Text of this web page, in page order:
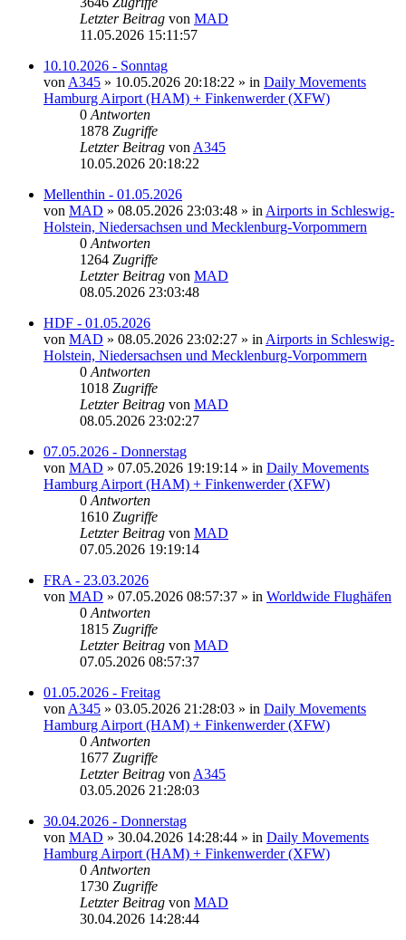
Letzter Beitrag von MAD
11.05.2026 15:11:57
10.10.2026 - Sonntag
von A345 » 10.05.2026 20:18:22 » in Daily Movements
Hamburg Airport (HAM) + Finkenwerder (XFW)
0 Antworten
1878 Zugriffe
Letzter Beitrag von A345
10.05.2026 20:18:22
Mellenthin - 01.05.2026
von MAD » 08.05.2026 23:03:48 » in Airports in Schleswig-
Holstein, Niedersachsen und Mecklenburg-Vorpommern
0 Antworten
1264 Zugriffe
Letzter Beitrag von MAD
08.05.2026 23:03:48
HDF - 01.05.2026
von MAD » 08.05.2026 23:02:27 » in Airports in Schleswig-
Holstein, Niedersachsen und Mecklenburg-Vorpommern
0 Antworten
1018 Zugriffe
Letzter Beitrag von MAD
08.05.2026 23:02:27
07.05.2026 - Donnerstag
von MAD » 07.05.2026 19:19:14 » in Daily Movements
Hamburg Airport (HAM) + Finkenwerder (XFW)
0 Antworten
1610 Zugriffe
Letzter Beitrag von MAD
07.05.2026 19:19:14
FRA - 23.03.2026
von MAD » 07.05.2026 08:57:37 » in Worldwide Flughäfen
0 Antworten
1815 Zugriffe
Letzter Beitrag von MAD
07.05.2026 08:57:37
01.05.2026 - Freitag
von A345 » 03.05.2026 21:28:03 » in Daily Movements
Hamburg Airport (HAM) + Finkenwerder (XFW)
0 Antworten
1677 Zugriffe
Letzter Beitrag von A345
03.05.2026 21:28:03
30.04.2026 - Donnerstag
von MAD » 30.04.2026 14:28:44 » in Daily Movements
Hamburg Airport (HAM) + Finkenwerder (XFW)
0 Antworten
1730 Zugriffe
Letzter Beitrag von MAD
30.04.2026 14:28:44